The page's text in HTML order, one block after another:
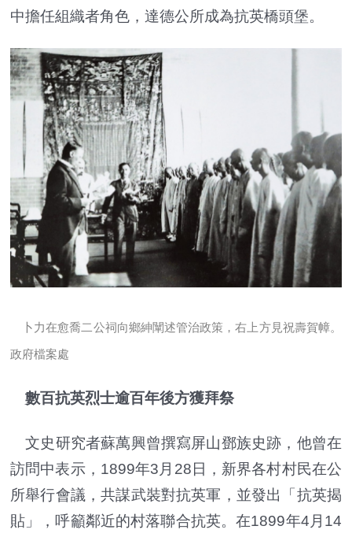
中擔任組織者角色，達德公所成為抗英橋頭堡。
卜力在愈喬二公祠向鄉紳闡述管治政策，右上方見祝壽賀幛。
政府檔案處
數百抗英烈士逾百年後方獲拜祭
文史研究者蘇萬興曾撰寫屏山鄧族史跡，他曾在
訪問中表示，1899年3月28日，新界各村村民在公
所舉行會議，共謀武裝對抗英軍，並發出「抗英揭
貼」，呼籲鄰近的村落聯合抗英。在1899年4月14